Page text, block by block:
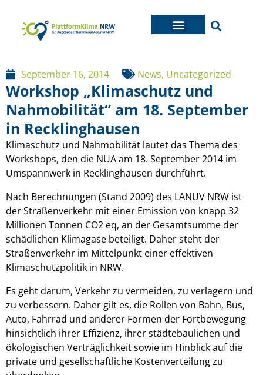
September 16, 2014 News, Uncategorized
Workshop „Klimaschutz und
Nahmobilität“ am 18. September
in Recklinghausen
Klimaschutz und Nahmobilität lautet das Thema des
Workshops, den die NUA am 18. September 2014 im
Umspannwerk in Recklinghausen durchführt.
Nach Berechnungen (Stand 2009) des LANUV NRW ist
der Straßenverkehr mit einer Emission von knapp 32
Millionen Tonnen CO2 eq, an der Gesamtsumme der
schädlichen Klimagase beteiligt. Daher steht der
Straßenverkehr im Mittelpunkt einer effektiven
Klimaschutzpolitik in NRW.
Es geht darum, Verkehr zu vermeiden, zu verlagern und
zu verbessern. Daher gilt es, die Rollen von Bahn, Bus,
Auto, Fahrrad und anderer Formen der Fortbewegung
hinsichtlich ihrer Effizienz, ihrer städtebaulichen und
ökologischen Verträglichkeit sowie im Hinblick auf die
private und gesellschaftliche Kostenverteilung zu